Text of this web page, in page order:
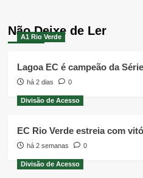
Não Deixe de Ler
A1 Rio Verde
Lagoa EC é campeão da
há 2 dias 0
Divisão de Acesso
EC Rio Verde estreia com
há 2 semanas 0
Divisão de Acesso